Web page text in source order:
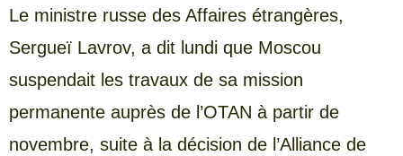
Le ministre russe des Affaires étrangères,
Sergueï Lavrov, a dit lundi que Moscou
suspendait les travaux de sa mission
permanente auprès de l’OTAN à partir de
novembre, suite à la décision de l’Alliance de